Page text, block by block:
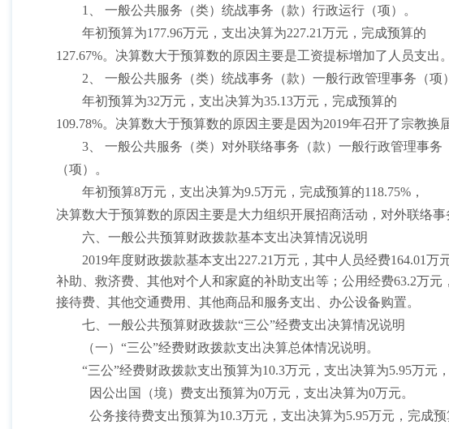
1、 一般公共服务（类）统战事务（款）行政运行（项）。
年初预算为177.96万元，支出决算为227.21万元，完成预算的
127.67%。决算数大于预算数的原因主要是工资提标增加了人员支出。
2、 一般公共服务（类）统战事务（款）一般行政管理事务（项
年初预算为32万元，支出决算为35.13万元，完成预算的
109.78%。决算数大于预算数的原因主要是因为2019年召开了宗教
3、 一般公共服务（类）对外联络事务（款）一般行政管理事务
（项）。
年初预算8万元，支出决算为9.5万元，完成预算的118.75%，
决算数大于预算数的原因主要是大力组织开展招商活动，对外联络事
六、一般公共预算财政拨款基本支出决算情况说明
2019年度财政拨款基本支出227.21万元，其中人员经费164.01
补助、救济费、其他对个人和家庭的补助支出等；公用经费63.2万
接待费、其他交通费用、其他商品和服务支出、办公设备购置。
七、一般公共预算财政拨款“三公”经费支出决算情况说明
（一） “三公”经费财政拨款支出决算总体情况说明。
“三公”经费财政拨款支出预算为10.3万元，支出决算为5.95万元
因公出国（境）费支出预算为0万元，支出决算为0万元。
公务接待费支出预算为10.3万元，支出决算为5.95万元，完成